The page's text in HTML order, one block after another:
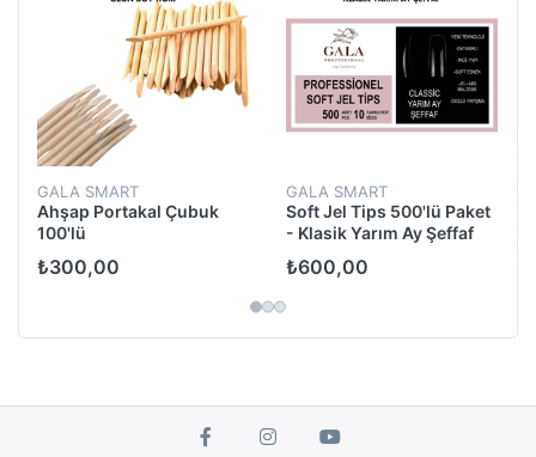
GALA SMART
Ahşap Portakal Çubuk
100'lü
₺300,00
GALA SMART
Soft Jel Tips 500'lü Paket
- Klasik Yarım Ay Şeffaf
₺600,00